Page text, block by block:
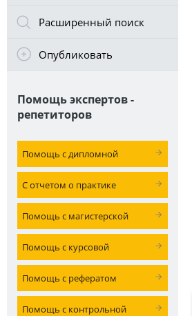
Расширенный поиск
Опубликовать
Помощь экспертов -
репетиторов
Помощь с дипломной
С отчетом о практике
Помощь с магистерской
Помощь с курсовой
Помощь с рефератом
Помощь с контрольной